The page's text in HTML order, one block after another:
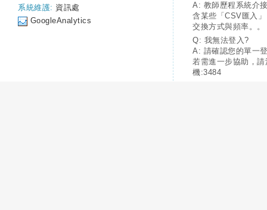
系統維護: 資訊處
GoogleAnalytics
A: 教師歷程系統介
含某些「CSV匯入
交換方式與頻率。。
Q: 我無法登入?
A: 請確認您的單一
若需進一步協助，
機:3484